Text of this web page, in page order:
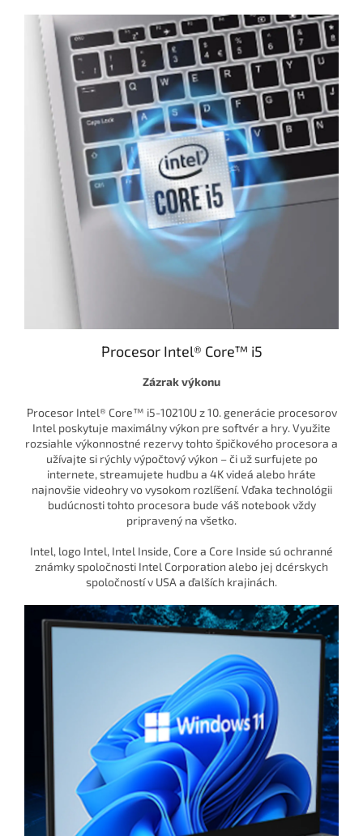
Procesor Intel® Core™ i5
Zázrak výkonu
Procesor Intel® Core™ i5-10210U z 10. generácie procesorov
Intel poskytuje maximálny výkon pre softvér a hry. Využite
rozsiahle výkonnostné rezervy tohto špičkového procesora a
užívajte si rýchly výpočtový výkon – či už surfujete po
internete, streamujete hudbu a 4K videá alebo hráte
najnovšie videohry vo vysokom rozlíšení. Vďaka technológii
budúcnosti tohto procesora bude váš notebook vždy
pripravený na všetko.
Intel, logo Intel, Intel Inside, Core a Core Inside sú ochranné
známky spoločnosti Intel Corporation alebo jej dcérskych
spoločností v USA a ďalších krajinách.